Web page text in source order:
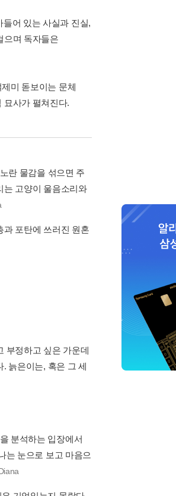
어 있는 사실과 진실,
으며 독자들은
미 돋보이는 문체
묘사가 펼쳐진다.
란 물감을 섞으면 주
는 고양이 울음소리와
과 포탄에 쓰러진 원혼
부정하고 싶은 가운데
늙은이는, 혹은 그 세
분석하는 입장에서
는 눈으로 보고 마음으